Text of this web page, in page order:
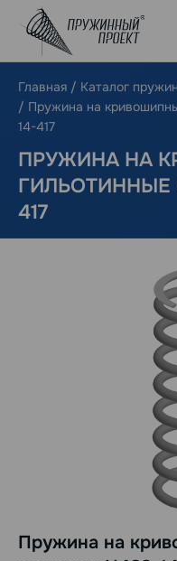
Главная / Каталог пружин
/ Пружина на
14-417
ПРУЖИНА НА
417
Пружина на